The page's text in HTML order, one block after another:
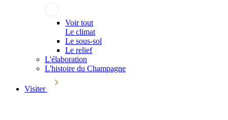
Voir tout
Le climat
Le sous-sol
Le relief
L'élaboration
L'histoire du Champagne
Visiter